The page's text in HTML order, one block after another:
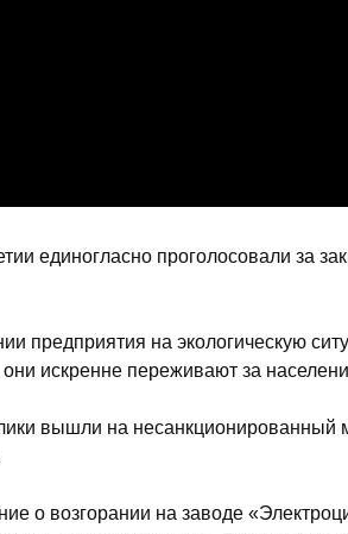
единогласно проголосовали за
предприятия на экологическую
искренне переживают за
вышли на несанкционированный
о возгорании на заводе